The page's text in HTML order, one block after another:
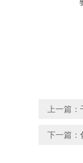
上一篇：
下一篇：